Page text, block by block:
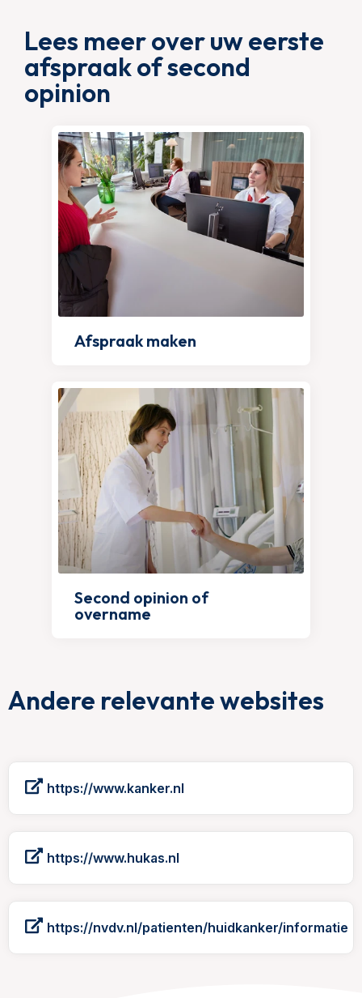
Lees meer over uw eerste
afspraak of second
opinion
Afspraak maken
Second opinion of
overname
Andere relevante websites
https://www.kanker.nl
https://www.hukas.nl
https://nvdv.nl/patienten/huidkanker/informatie